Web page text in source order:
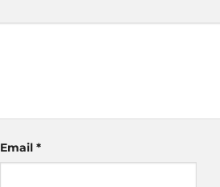
Email*